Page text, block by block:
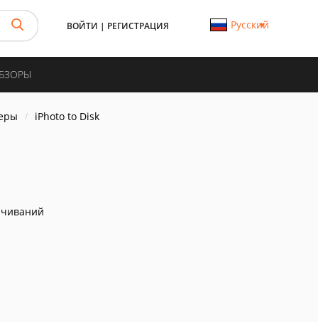
ВОЙТИ | РЕГИСТРАЦИЯ Русский
iPhoto to Disk